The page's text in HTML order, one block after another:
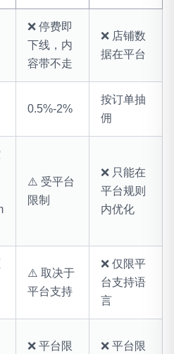
❌ 停费即
下线，内
容带不走
❌ 店铺数
据在平台
0.5%-2%
按订单抽
佣
⚠️ 受平台
限制
❌ 只能在
平台规则
内优化
⚠️ 取决于
平台支持
❌ 仅限平
台支持语
言
❌ 平台限
❌ 平台限